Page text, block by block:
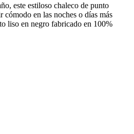
este estiloso chaleco de punto
cómodo en las noches o días más
liso en negro fabricado en 100%